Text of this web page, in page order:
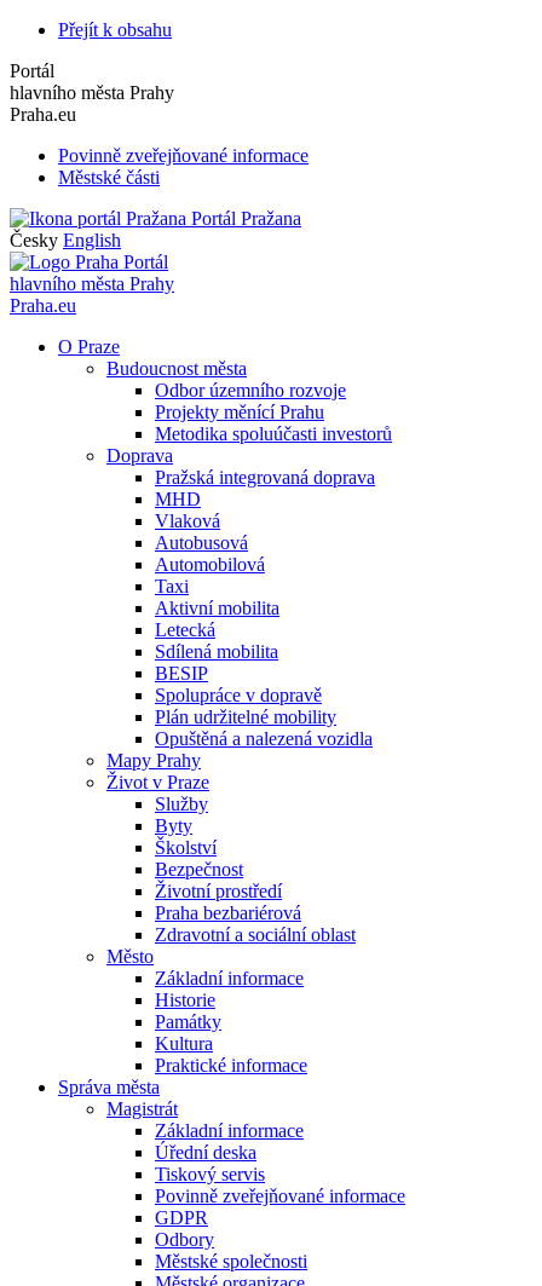
Přejít k obsahu
Portál
hlavního města Prahy
Praha.eu
Povinně zveřejňované informace
Městské části
Portál Pražana
Česky English
Portál
hlavního města Prahy
Praha.eu
O Praze
Budoucnost města
Odbor územního rozvoje
Projekty měnící Prahu
Metodika spoluúčasti investorů
Doprava
Pražská integrovaná doprava
MHD
Vlaková
Autobusová
Automobilová
Taxi
Aktivní mobilita
Letecká
Sdílená mobilita
BESIP
Spolupráce v dopravě
Plán udržitelné mobility
Opuštěná a nalezená vozidla
Mapy Prahy
Život v Praze
Služby
Byty
Školství
Bezpečnost
Životní prostředí
Praha bezbariérová
Zdravotní a sociální oblast
Město
Základní informace
Historie
Památky
Kultura
Praktické informace
Správa města
Magistrát
Základní informace
Úřední deska
Tiskový servis
Povinně zveřejňované informace
GDPR
Odbory
Městské společnosti